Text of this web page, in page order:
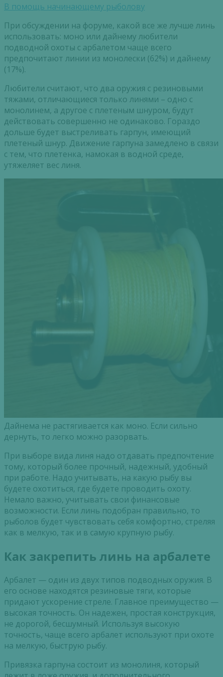
В помощь начинающему рыболову
При обсуждении на форуме, какой все же лучше линь
использовать: моно или дайнему любители
подводной охоты с арбалетом чаще всего
предпочитают линии из монолески (62%) и дайнему
(17%).
Любители считают, что два оружия с резиновыми
тяжами, отличающиеся только линями – одно с
монолинем, а другое с плетеным шнуром, будут
действовать совершенно не одинаково. Гораздо
дольше будет выстреливать гарпун, имеющий
плетеный шнур. Движение гарпуна замедлено в связи
с тем, что плетенка, намокая в водной среде,
утяжеляет вес линя.
Дайнема не растягивается как моно. Если сильно
дернуть, то легко можно разорвать.
При выборе вида линя надо отдавать предпочтение
тому, который более прочный, надежный, удобный
при работе. Надо учитывать, на какую рыбу вы
будете охотиться, где будете проводить охоту.
Немало важно, учитывать свои финансовые
возможности. Если линь подобран правильно, то
рыболов будет чувствовать себя комфортно, стреляя
как в мелкую, так и в самую крупную рыбу.
Как закрепить линь на арбалете
Арбалет — один из двух типов подводных оружия. В
его основе находятся резиновые тяги, которые
придают ускорение стреле. Главное преимущество —
высокая точность. Он надежен, простая конструкция,
не дорогой, бесшумный. Используя высокую
точность, чаще всего арбалет используют при охоте
на мелкую, быструю рыбу.
Привязка гарпуна состоит из монолиня, который